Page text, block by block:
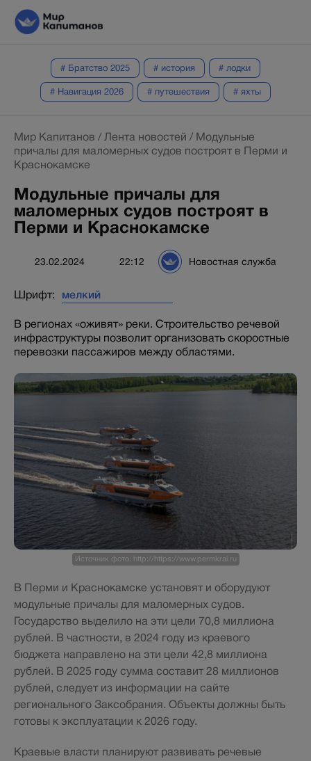
# Братство 2025 # история # лодки
# Навигация 2026 # путешествия # яхты
Мир Капитанов / Лента новостей / Модульные
причалы для маломерных судов построят в Перми и
Краснокамске
Модульные причалы для
маломерных судов построят в
Перми и Краснокамске
23.02.2024 22:12 Новостная служба
Шрифт:
В регионах «оживят» реки. Строительство речевой
инфраструктуры позволит организовать скоростные
перевозки пассажиров между областями.
Источник фото: http://https://www.permkrai.ru
В Перми и Краснокамске установят и оборудуют
модульные причалы для маломерных судов.
Государство выделило на эти цели 70,8 миллиона
рублей. В частности, в 2024 году из краевого
бюджета направлено на эти цели 42,8 миллиона
рублей. В 2025 году сумма составит 28 миллионов
рублей, следует из информации на сайте
регионального Заксобрания. Объекты должны быть
готовы к эксплуатации к 2026 году.
Краевые власти планируют развивать речевые